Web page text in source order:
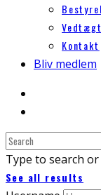
Kontakt
Bliv medlem
Type to search or
See all results